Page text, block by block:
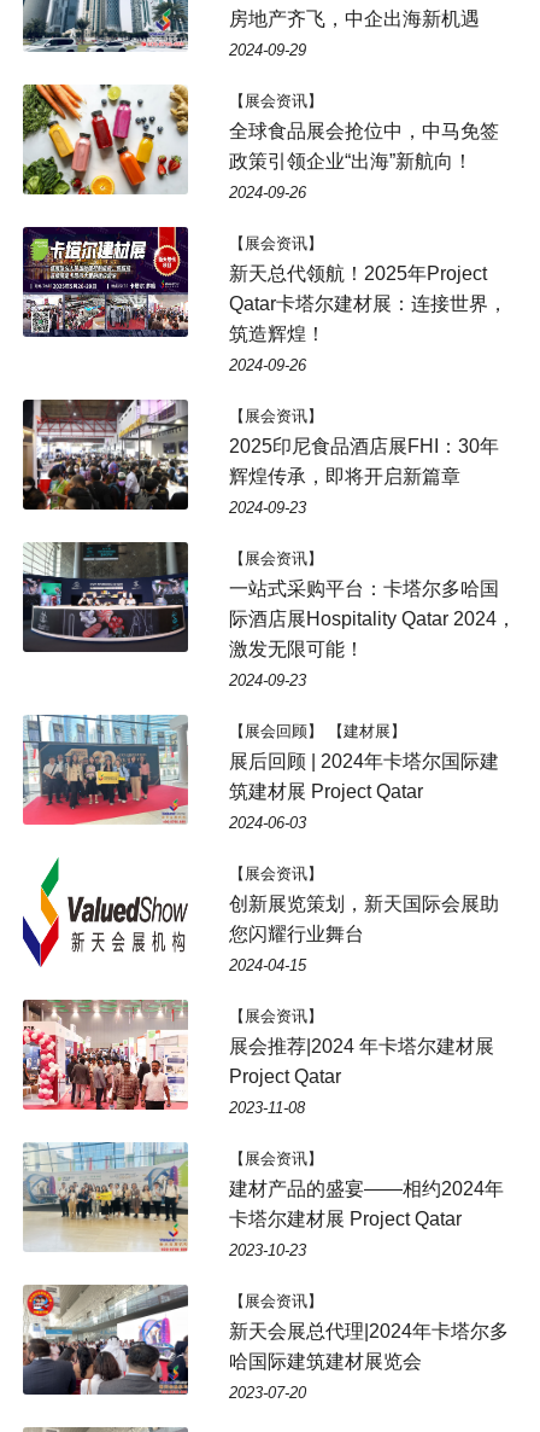
房地产齐飞，中企出海新机遇
2024-09-29
【展会资讯】
全球食品展会抢位中，中马免签
政策引领企业“出海”新航向！
2024-09-26
【展会资讯】
新天总代领航！2025年Project
Qatar卡塔尔建材展：连接世界，
筑造辉煌！
2024-09-26
【展会资讯】
2025印尼食品酒店展FHI：30年
辉煌传承，即将开启新篇章
2024-09-23
【展会资讯】
一站式采购平台：卡塔尔多哈国
际酒店展Hospitality Qatar 2024，
激发无限可能！
2024-09-23
【展会回顾】 【建材展】
展后回顾 | 2024年卡塔尔国际建
筑建材展 Project Qatar
2024-06-03
【展会资讯】
创新展览策划，新天国际会展助
您闪耀行业舞台
2024-04-15
【展会资讯】
展会推荐|2024 年卡塔尔建材展
Project Qatar
2023-11-08
【展会资讯】
建材产品的盛宴——相约2024年
卡塔尔建材展 Project Qatar
2023-10-23
【展会资讯】
新天会展总代理|2024年卡塔尔多
哈国际建筑建材展览会
2023-07-20